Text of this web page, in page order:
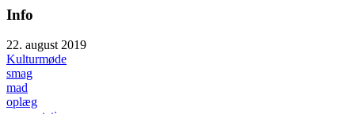
Info
22. august 2019
Kulturmøde
smag
mad
oplæg